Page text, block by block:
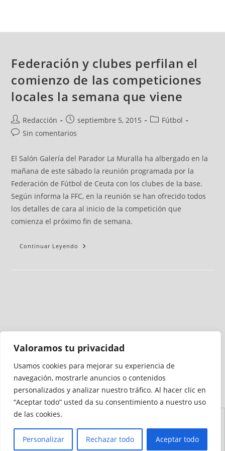
Valoramos tu privacidad
Usamos cookies para mejorar su experiencia de
navegación, mostrarle anuncios o contenidos
personalizados y analizar nuestro tráfico. Al hacer clic en
“Aceptar todo” usted da su consentimiento a nuestro uso
de las cookies.
Personalizar Rechazar todo Aceptar todo
Federación y clubes perfilan el
comienzo de las competiciones
locales la semana que viene
Redacción septiembre 5, 2015
Fútbol
Sin comentarios
El Salón Galería del Parador La Muralla ha albergado en la
mañana de este sábado la reunión programada por la
Federación de Fútbol de Ceuta con los clubes de la base.
Según informa la FFC, en la reunión se han ofrecido todos
los detalles de cara al inicio de la competición que
comienza el próximo fin de semana.
Continuar Leyendo
Medio auditado por
Accesibilidad
Sitio
Cookies
Privacidad